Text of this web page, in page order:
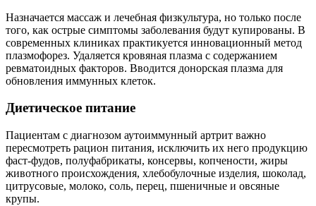
Назначается массаж и лечебная физкультура, но только после
того, как острые симптомы заболевания будут купированы. В
современных клиниках практикуется инновационный метод
плазмофорез. Удаляется кровяная плазма с содержанием
ревматоидных факторов. Вводится донорская плазма для
обновления иммунных клеток.
Диетическое питание
Пациентам с диагнозом аутоиммунный артрит важно
пересмотреть рацион питания, исключить их него продукцию
фаст-фудов, полуфабрикаты, консервы, копчености, жиры
животного происхождения, хлебобулочные изделия, шоколад,
цитрусовые, молоко, соль, перец, пшеничные и овсяные
крупы.